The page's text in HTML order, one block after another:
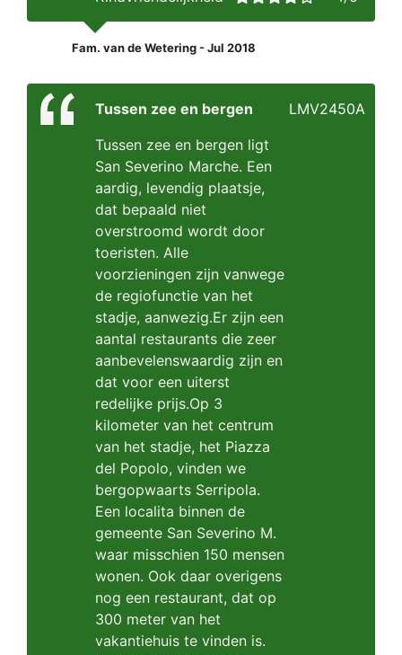
Fam. van de Wetering - Jul 2018
Tussen zee en bergen
Tussen zee en bergen ligt
San Severino Marche. Een
aardig, levendig plaatsje,
dat bepaald niet
overstroomd wordt door
toeristen. Alle
voorzieningen zijn vanwege
de regiofunctie van het
stadje, aanwezig.Er zijn een
aantal restaurants die zeer
aanbevelenswaardig zijn en
dat voor een uiterst
redelijke prijs.Op 3
kilometer van het centrum
van het stadje, het Piazza
del Popolo, vinden we
bergopwaarts Serripola.
Een localita binnen de
gemeente San Severino M.
waar misschien 150 mensen
wonen. Ook daar overigens
nog een restaurant, dat op
300 meter van het
vakantiehuis te vinden is.
LMV2450A